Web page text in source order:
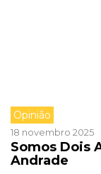
Opinião
18 novembro 2025
Somos Dois
Andrade